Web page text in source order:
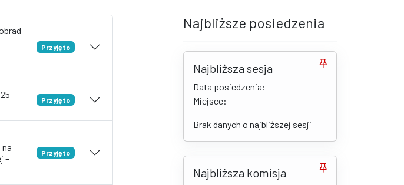
Przyjęto
Przyjęto
–
Przyjęto
Najbliższe posiedzenia
Najbliższa sesja
Data posiedzenia: -
Miejsce: -
Brak danych o najbliższej sesji
Najbliższa komisja